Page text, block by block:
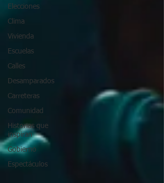
Elecciones
Clima
Vivienda
Escuelas
Calles
Desamparados
Carreteras
Comunidad
Historias que
inspiran
Gobierno
Espectáculos